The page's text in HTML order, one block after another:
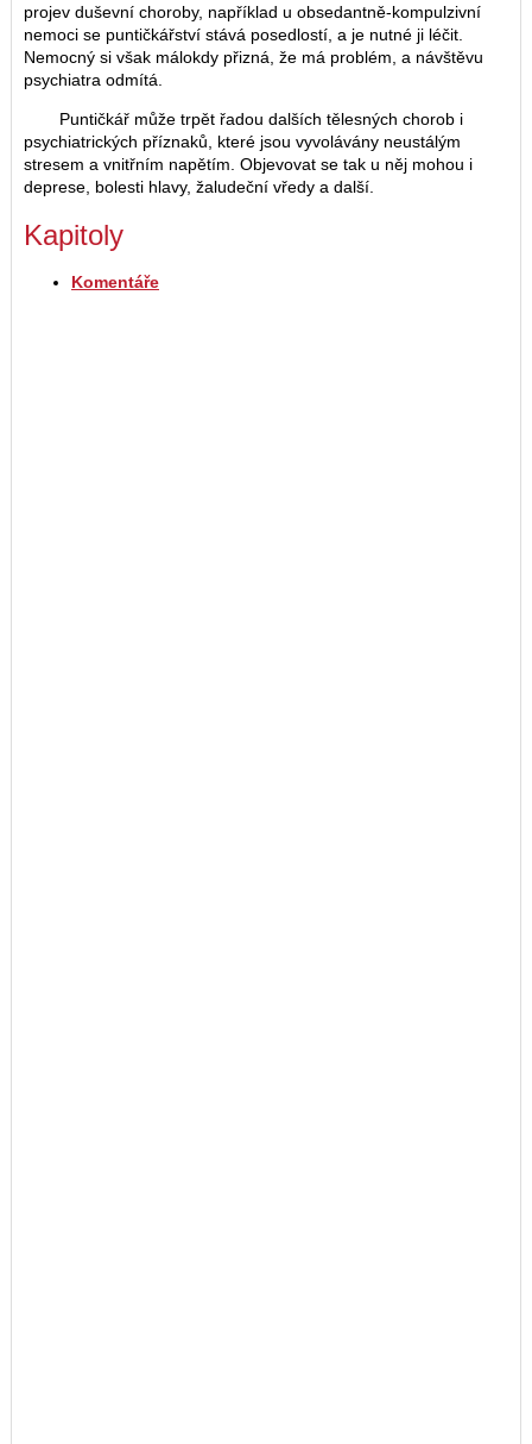
projev duševní choroby, například u obsedantně-kompulzivní
nemoci se puntičkářství stává posedlostí, a je nutné ji léčit.
Nemocný si však málokdy přizná, že má problém, a návštěvu
psychiatra odmítá.
Puntičkář může trpět řadou dalších tělesných chorob i
psychiatrických příznaků, které jsou vyvolávány neustálým
stresem a vnitřním napětím. Objevovat se tak u něj mohou i
deprese, bolesti hlavy, žaludeční vředy a další.
Kapitoly
Komentáře